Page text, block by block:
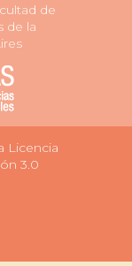
de
de la
Licencia
3.0